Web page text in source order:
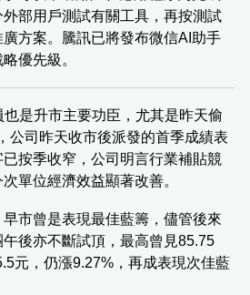
部用戶測試有關工具，再按測試
方案。騰訊已將發布微信AI助手
優先級。
也是升市主要功臣，尤其是昨天偷
公司昨天收市後派發的首季成績表
按季收窄，公司明言行業補貼競
單位經濟效益顯著改善。
市曾是表現最佳藍籌，儘管後來
後亦不斷試頂，最高曾見85.75
元，仍漲9.27%，再成表現次佳藍